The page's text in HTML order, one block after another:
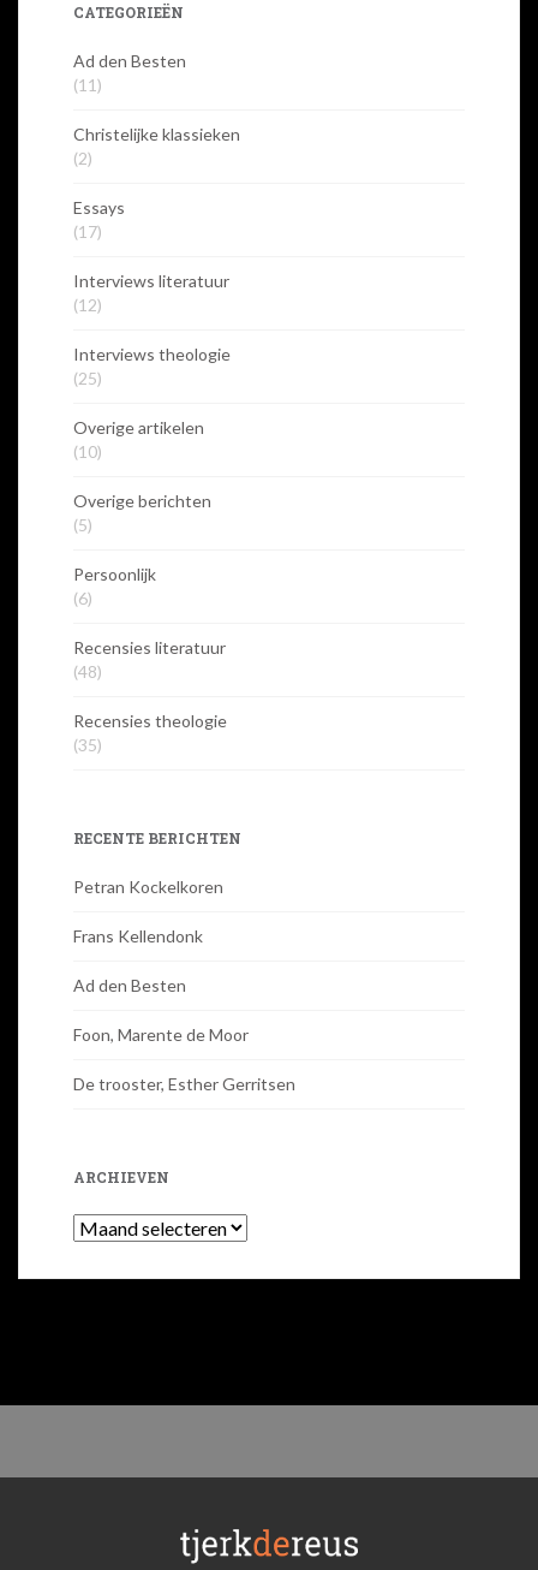
CATEGORIEËN
Ad den Besten
(11)
Christelijke klassieken
(2)
Essays
(17)
Interviews literatuur
(12)
Interviews theologie
(25)
Overige artikelen
(10)
Overige berichten
(5)
Persoonlijk
(6)
Recensies literatuur
(48)
Recensies theologie
(35)
RECENTE BERICHTEN
Petran Kockelkoren
Frans Kellendonk
Ad den Besten
Foon, Marente de Moor
De trooster, Esther Gerritsen
ARCHIEVEN
Archieven